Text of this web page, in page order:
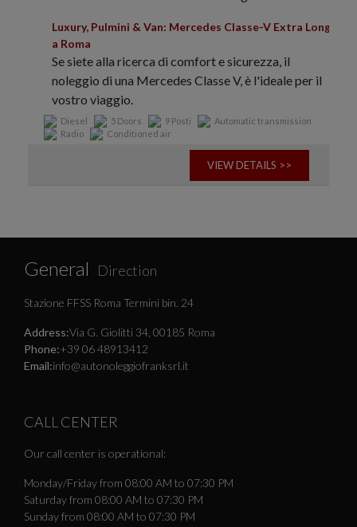
Luxury, Pulmini & Van: Mercedes Classe-V Extra Long
a Roma
Se siete alla ricerca di comfort e sicurezza, il
noleggio di una Mercedes Classe V, è l'ideale per il
vostro viaggio.
Diesel 5 Doors 9 Posti
Automatic transmission
Radio
Conditioned air
VIEW DETAILS >>
General Direction
Stazione FFSS Roma Termini bin. 24
Address:Via G. Giolitti 34, 00185 Roma
Phone:+39 06 48913412
Email:info@autonoleggiofranksrl.it
CALL CENTER
Our call center is operational:
Monday/Friday from 08:00 AM to 07:30 PM
Saturday from 08:00 AM to 07:30 PM
Sunday from 08:00 AM to 07:30 PM